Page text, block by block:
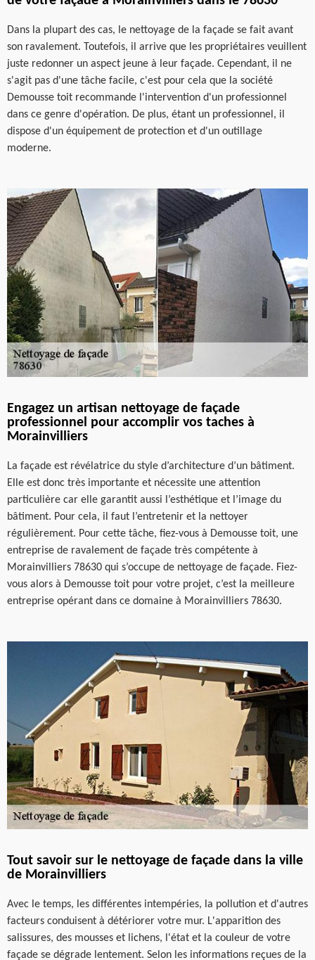
Dans la plupart des cas, le nettoyage de la façade se fait avant
son ravalement. Toutefois, il arrive que les propriétaires veuillent
juste redonner un aspect jeune à leur façade. Cependant, il ne
s'agit pas d'une tâche facile, c'est pour cela que la société
Demousse toit recommande l'intervention d'un professionnel
dans ce genre d'opération. De plus, étant un professionnel, il
dispose d'un équipement de protection et d'un outillage
moderne.
Engagez un artisan nettoyage de façade
professionnel pour accomplir vos taches à
Morainvilliers
La façade est révélatrice du style d’architecture d’un bâtiment.
Elle est donc très importante et nécessite une attention
particulière car elle garantit aussi l’esthétique et l’image du
bâtiment. Pour cela, il faut l’entretenir et la nettoyer
régulièrement. Pour cette tâche, fiez-vous à Demousse toit, une
entreprise de ravalement de façade très compétente à
Morainvilliers 78630 qui s’occupe de nettoyage de façade. Fiez-
vous alors à Demousse toit pour votre projet, c’est la meilleure
entreprise opérant dans ce domaine à Morainvilliers 78630.
Tout savoir sur le nettoyage de façade dans la ville
de Morainvilliers
Avec le temps, les différentes intempéries, la pollution et d'autres
facteurs conduisent à détériorer votre mur. L'apparition des
salissures, des mousses et lichens, l'état et la couleur de votre
façade se dégrade lentement. Selon les informations reçues de la